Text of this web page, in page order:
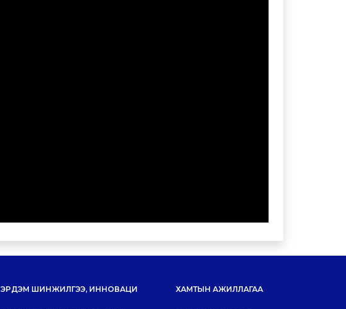
ЭРДЭМ ШИНЖИЛГЭЭ, ИННОВАЦИ ХАМТЫН АЖИЛЛАГАА